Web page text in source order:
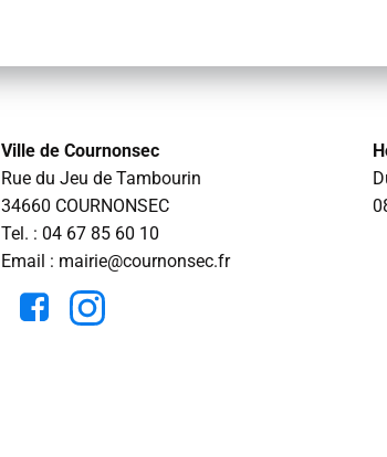
Ville de Cournonsec
Rue du Jeu de Tambourin
34660 COURNONSEC
Tel. : 04 67 85 60 10
Email : mairie@cournonsec.fr